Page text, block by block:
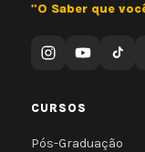
"O Saber que
CURSOS
Pós-Graduação